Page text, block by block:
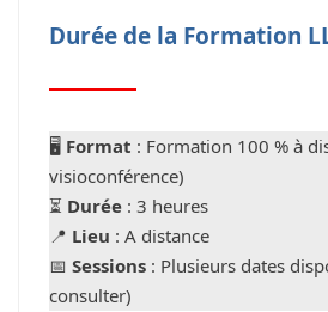
Durée de la Formation
🖥 Format : Formation 100 % à
visioconférence)
⏳ Durée : 3 heures
📍 Lieu : A distance
📅 Sessions : Plusieurs dates
consulter)